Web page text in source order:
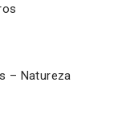
– Natureza